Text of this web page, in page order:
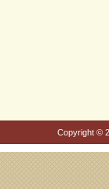
Copyright ©